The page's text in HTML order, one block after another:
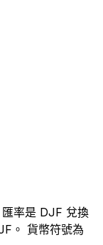
率是 DJF 兌換
。 貨幣符號為